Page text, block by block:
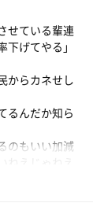
されてるの
ら温泉さん
んなに混み
せている輩連
げてやる」
からカネせし
るんだか知ら
のもいい加減
えじゃねえ